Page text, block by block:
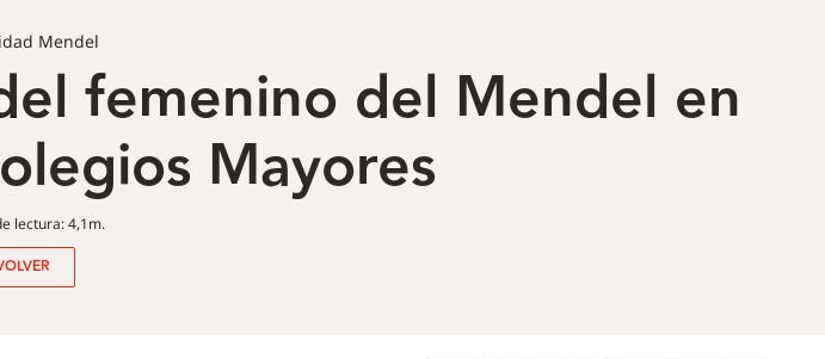
Mendel
femenino del Mendel en
Mayores
lectura: 4,1m.